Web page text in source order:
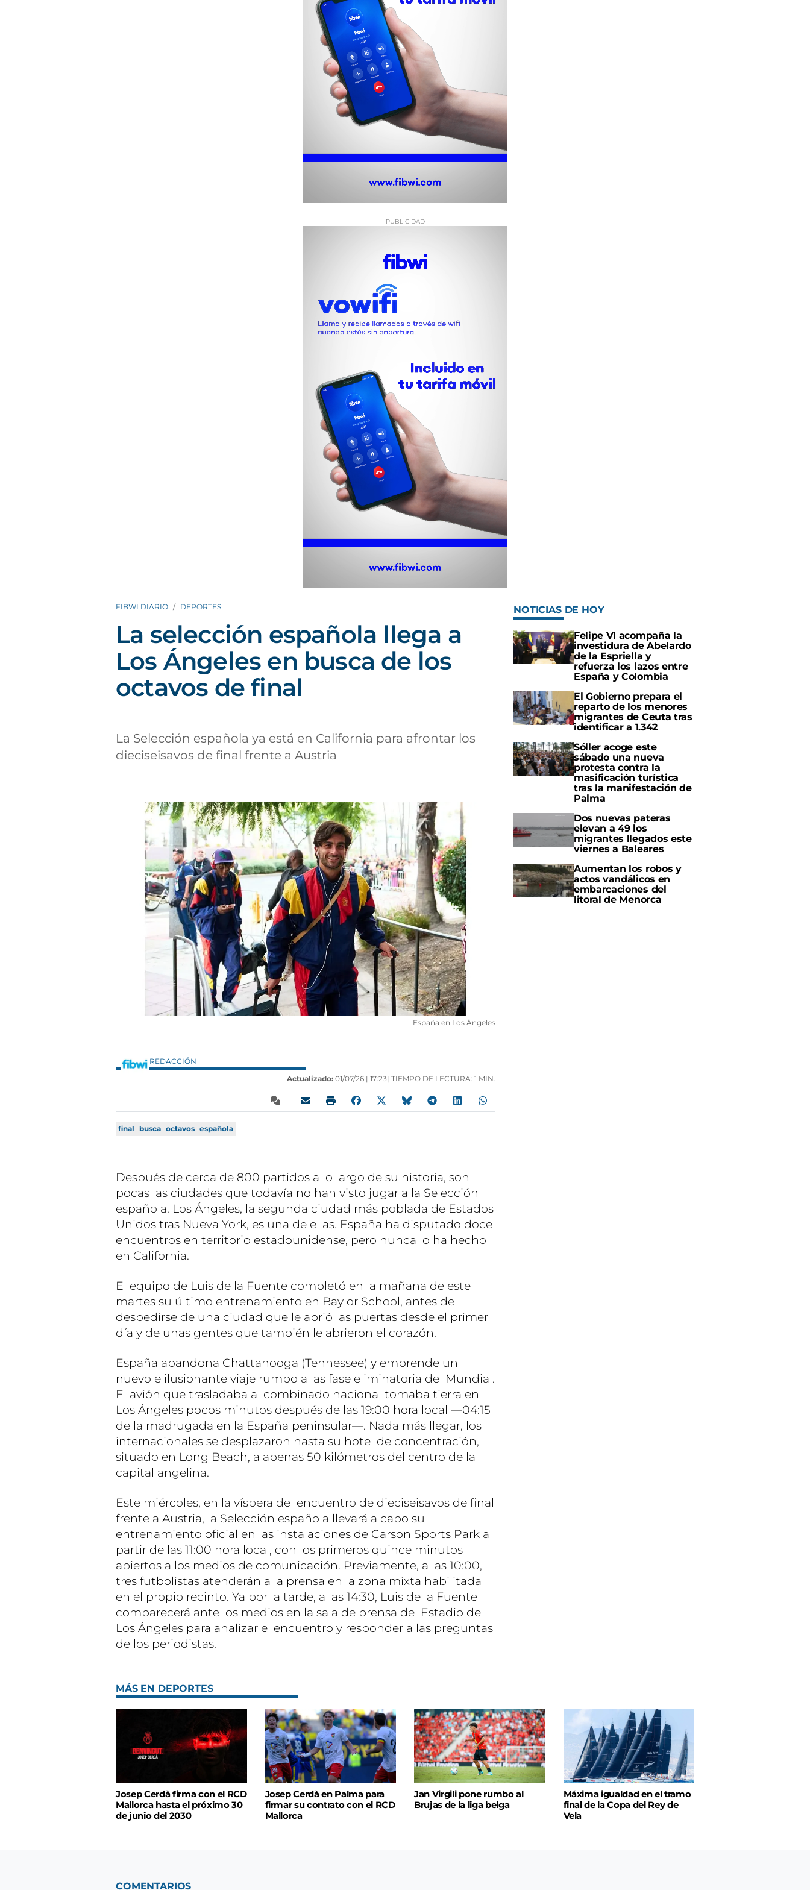
FIBWI DIARIO DEPORTES
La selección española llega a
Los Ángeles en busca de los
octavos de final
La Selección española ya está en California para afrontar los
dieciseisavos de final frente a Austria
España en Los Ángeles
REDACCIÓN
Actualizado: 01/07/26 | 17:23| TIEMPO DE LECTURA: 1 MIN.
final busca octavos española
Después de cerca de 800 partidos a lo largo de su historia, son
pocas las ciudades que todavía no han visto jugar a la Selección
española. Los Ángeles, la segunda ciudad más poblada de Estados
Unidos tras Nueva York, es una de ellas. España ha disputado doce
encuentros en territorio estadounidense, pero nunca lo ha hecho
en California.
El equipo de Luis de la Fuente completó en la mañana de este
martes su último entrenamiento en Baylor School, antes de
despedirse de una ciudad que le abrió las puertas desde el primer
día y de unas gentes que también le abrieron el corazón.
España abandona Chattanooga (Tennessee) y emprende un
nuevo e ilusionante viaje rumbo a las fase eliminatoria del Mundial.
El avión que trasladaba al combinado nacional tomaba tierra en
Los Ángeles pocos minutos después de las 19:00 hora local —04:15
de la madrugada en la España peninsular—. Nada más llegar, los
internacionales se desplazaron hasta su hotel de concentración,
situado en Long Beach, a apenas 50 kilómetros del centro de la
capital angelina.
Este miércoles, en la víspera del encuentro de dieciseisavos de final
frente a Austria, la Selección española llevará a cabo su
entrenamiento oficial en las instalaciones de Carson Sports Park a
partir de las 11:00 hora local, con los primeros quince minutos
abiertos a los medios de comunicación. Previamente, a las 10:00,
tres futbolistas atenderán a la prensa en la zona mixta habilitada
en el propio recinto. Ya por la tarde, a las 14:30, Luis de la Fuente
comparecerá ante los medios en la sala de prensa del Estadio de
Los Ángeles para analizar el encuentro y responder a las preguntas
de los periodistas.
NOTICIAS DE HOY
Felipe VI acompaña la
investidura de Abelardo
de la Espriella y
refuerza los lazos entre
España y Colombia
El Gobierno prepara el
reparto de los menores
migrantes de Ceuta tras
identificar a 1.342
Sóller acoge este
sábado una nueva
protesta contra la
masificación turística
tras la manifestación de
Palma
Dos nuevas pateras
elevan a 49 los
migrantes llegados este
viernes a Baleares
Aumentan los robos y
actos vandálicos en
embarcaciones del
litoral de Menorca
MÁS EN DEPORTES
Josep Cerdà firma con el RCD
Mallorca hasta el próximo 30
de junio del 2030
Josep Cerdà en Palma para
firmar su contrato con el RCD
Mallorca
Jan Virgili pone rumbo al
Brujas de la liga belga
Máxima igualdad en el tramo
final de la Copa del Rey de
Vela
COMENTARIOS